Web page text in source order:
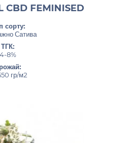
CBD FEMINISED
сорту:
Сатива
ТГК:
4-8%
гр/м2